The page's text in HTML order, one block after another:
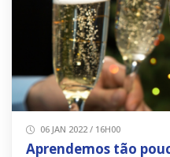
06 JAN 2022 / 16H00
Aprendemos tão